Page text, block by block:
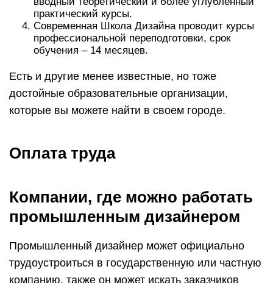
практический курсы.
Современная Школа Дизайна проводит курсы
профессиональной переподготовки, срок
обучения – 14 месяцев.
Есть и другие менее известные, но тоже
достойные образовательные организации,
которые вы можете найти в своем городе.
Оплата труда
Компании, где можно работать
промышленным дизайнером
Промышленный дизайнер может официально
трудоустроиться в государственную или частную
компанию, также он может искать заказчиков